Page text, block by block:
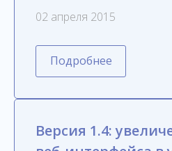
02 апреля 2015
Подробнее
Версия 1.4: